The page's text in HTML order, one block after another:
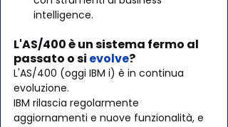
intelligence.
L'AS/400 è un sistema fermo al
passato o si evolve?
L'AS/400 (oggi IBM i) è in continua
evoluzione.
IBM rilascia regolarmente
aggiornamenti e nuove funzionalità, e